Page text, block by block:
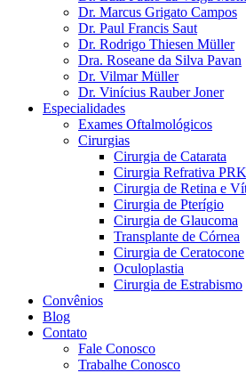
Dr. Marcus Grigato Campos
Dr. Paul Francis Saut
Dr. Rodrigo Thiesen Müller
Dra. Roseane da Silva Pavan
Dr. Vilmar Müller
Dr. Vinícius Rauber Joner
Especialidades
Exames Oftalmológicos
Cirurgias
Cirurgia de Catarata
Cirurgia Refrativa
Cirurgia de Retina e
Cirurgia de Pterígio
Cirurgia de Glaucoma
Transplante de Córnea
Cirurgia de Ceratocone
Oculoplastia
Cirurgia de Estrabismo
Convênios
Blog
Contato
Fale Conosco
Trabalhe Conosco